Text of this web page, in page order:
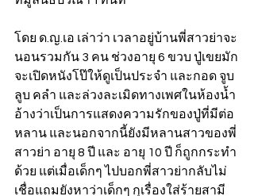
โดย ด.ญ.เอ เล่าว่า เวลาอยู่บ้านพี่สาวย่าจะ
นอนรวมกัน 3 คน ช่วงอายุ 6 ขวบ ปู่เขยมัก
จะเปิดหนังโป๊ให้ดูเป็นประจำ และกอด จูบ
ลูบ คลำ และล่วงละเมิดทางเพศในห้องน้ำ
อ้างว่าเป็นการแสดงความรักของปู่ที่มีต่อ
หลาน และนอกจากนี้ยังมีหลานสาวของพี่
สาวย่า อายุ 8 ปี และ อายุ 10 ปี ก็ถูกกระทำ
ด้วย แต่เมื่อเด็กๆ ไปบอกพี่สาวย่ากลับไม่
เชื่อแถมยังหาว่าเด็กๆ กุเรื่องใส่ร้ายสามี